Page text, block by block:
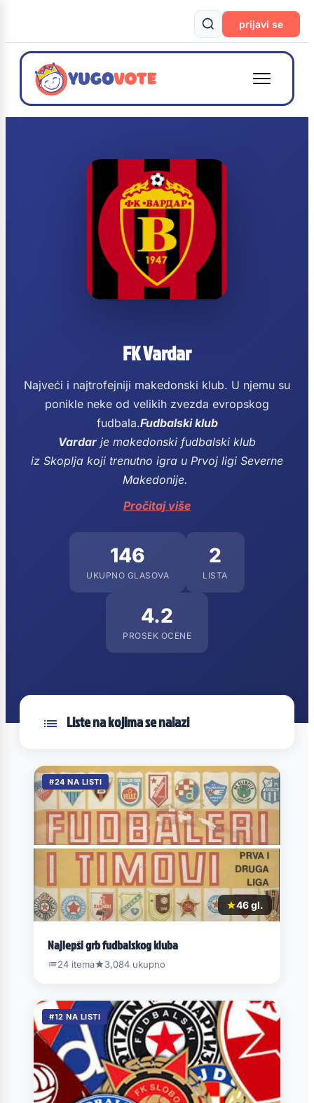
prijavi se
FK Vardar
Najveći i najtrofejniji makedonski klub. U njemu su
ponikle neke od velikih zvezda evropskog
fudbala.Fudbalski klub
Vardar je makedonski fudbalski klub
iz Skoplja koji trenutno igra u Prvoj ligi Severne
Makedonije.
Pročitaj više
146
UKUPNO GLASOVA
2
LISTA
4.2
PROSEK OCENE
Liste na kojima se nalazi
#24 NA LISTI
46 gl.
Najlepši grb fudbalskog kluba
24 itema 3,084 ukupno
#12 NA LISTI